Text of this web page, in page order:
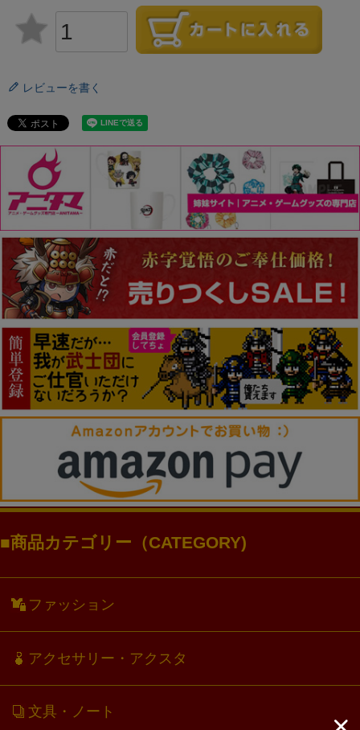
レビューを書く
商品カテゴリー（CATEGORY)
ファッション
アクセサリー・アクスタ
文具・ノート